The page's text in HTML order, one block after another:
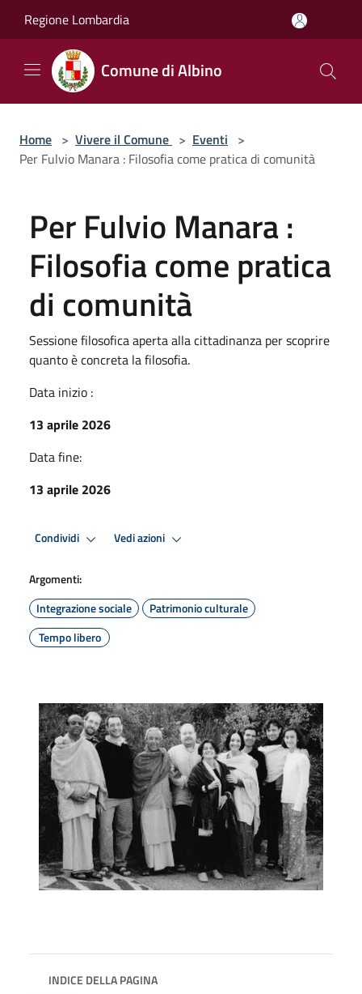
Regione Lombardia
Comune di Albino
Home > Vivere il Comune > Eventi >
Per Fulvio Manara : Filosofia come pratica di comunità
Per Fulvio Manara :
Filosofia come pratica
di comunità
Sessione filosofica aperta alla cittadinanza per scoprire
quanto è concreta la filosofia.
Data inizio :
13 aprile 2026
Data fine:
13 aprile 2026
Condividi Vedi azioni
Argomenti:
Integrazione sociale
Patrimonio culturale
Tempo libero
INDICE DELLA PAGINA